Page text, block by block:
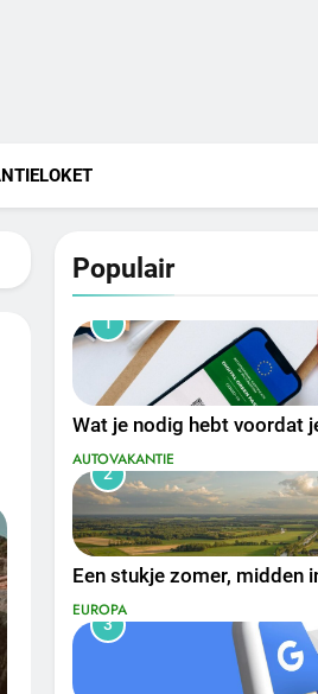
Populair
1
Wat je nodig hebt voordat
AUTOVAKANTIE
2
Een stukje zomer, midden
EUROPA
3